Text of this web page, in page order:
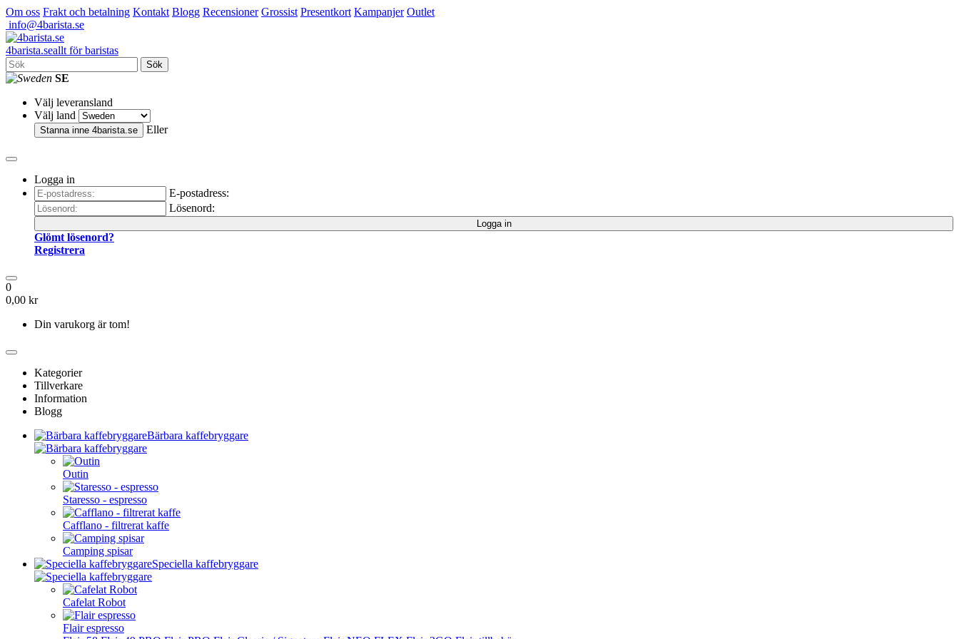
Om oss Frakt och betalning Kontakt Blogg Recensioner Grossist Presentkort Kampanjer Outlet
info@4barista.se
4barista.seallt för baristas
Sök
SE
Välj leveransland
Välj land
Stanna inne 4barista.se Eller
Logga in
E-postadress:
Lösenord:
Logga in
Glömt lösenord?
Registrera
0
0,00 kr
Din varukorg är tom!
Kategorier
Tillverkare
Information
Blogg
Bärbara kaffebryggare
Outin
Staresso - espresso
Cafflano - filtrerat kaffe
Camping spisar
Speciella kaffebryggare
Cafelat Robot
Flair espresso